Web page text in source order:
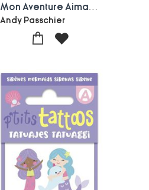
Andy Passchier